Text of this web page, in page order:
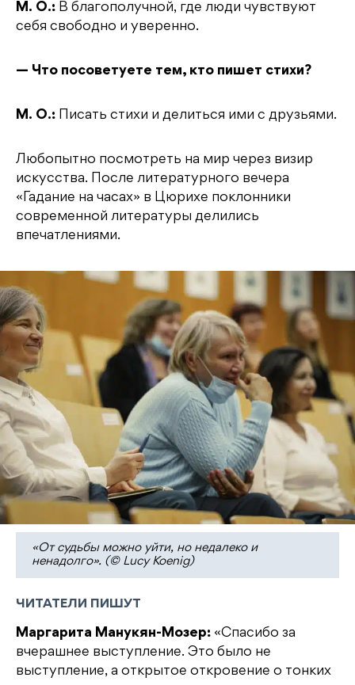
М. О.: В благополучной, где люди чувствуют
себя свободно и уверенно.
— Что посоветуете тем, кто пишет стихи?
М. О.: Писать стихи и делиться ими с друзьями.
Любопытно посмотреть на мир через визир
искусства. После литературного вечера
«Гадание на часах» в Цюрихе поклонники
современной литературы делились
впечатлениями.
«От судьбы можно уйти, но недалеко и
ненадолго». (© Lucy Koenig)
ЧИТАТЕЛИ ПИШУТ
Маргарита Манукян-Мозер: «Спасибо за
вчерашнее выступление. Это было не
выступление, а открытое откровение о тонких